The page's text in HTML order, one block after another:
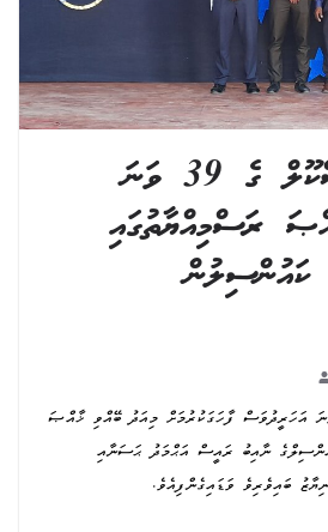
މ. ދިއްގަރު ސްކޫލް ގެ 39 ވަނަ
ރަސްމިއްޔާތުގައި
ކައުންސިލުން
ދިއްގަރު ސްކޫލް ގެ 39 ވަނަ އަހަރީދުވަސް ފާހަގަކުރުމަށް މިއަދު ބޭއްވި ޚާއްޞަ
ނާއިބު ރައީސް އަޙްމަދު ޙަސަނާއި
ބައިވެރިވެ ވަޑައިގެންފިއެވެ.